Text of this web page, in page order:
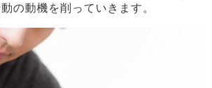
の動機を削っていきます。